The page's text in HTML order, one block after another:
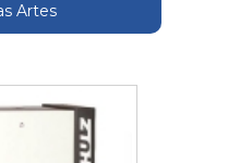
Artes